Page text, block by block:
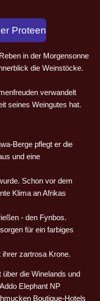
Proteen
in der Morgensonne
die Weinstöcke.
verwandelt
seines Weingutes hat.
Berge pflegt er die
und eine
Schon vor dem
Klima an Afrikas
- den Fynbos.
für ein farbiges
zartrosa Krone.
die Winelands und
Elephant NP
Boutique-Hotels